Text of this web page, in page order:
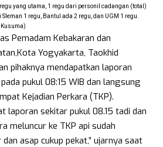
yang utama, 1 regu dari personil cadangan (total)
1 regu, Bantul ada 2 regu, dan UGM 1 regu.
Pemadam Kebakaran dan
Yogyakarta, Taokhid
pihaknya mendapatkan laporan
pukul 08:15 WIB dan langsung
Kejadian Perkara (TKP).
laporan sekitar pukul 08.15 tadi dan
meluncur ke TKP api sudah
asap cukup pekat,” ujarnya saat